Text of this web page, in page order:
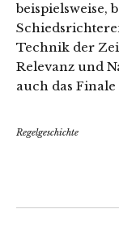
beispielsweise,
Technik der
Relevanz und
auch das Finale
Regelgeschichte